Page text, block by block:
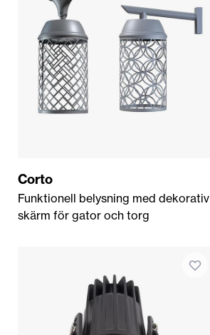
Corto
Funktionell belysning med dekorativ
skärm för gator och torg